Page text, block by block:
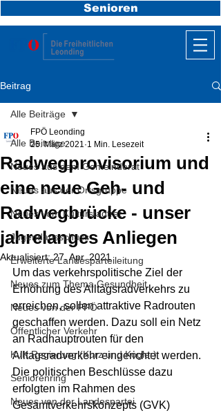
Senioren
Beitrag
Alle Beiträge
Neues aus dem Gemeinderat
Neues aus der Ortsgruppe
Neues vom Kulturstadtrat
Jugendausschuss
Erweiterte Landesparteileitung
Neues zum Thema Gesundheit
Neues von der FPÖ
Öffentlicher Verkehr
KuK Regierung (Kurz und Kogler)
Seniorenring
Neues von der Landespartei
Alle Beiträge
Radwegprovisorium und
eine neue Geh- und
Radwegbrücke - unser
jahrelanges Anliegen
FPÖ Leonding
25. März 2021 1 Min. Lesezeit
Aktualisiert:27. Apr. 2021
Um das verkehrspolitische Ziel der
Erhöhung des Alltagsradverkehrs zu
erreichen, sollen attraktive Radrouten
geschaffen werden. Dazu soll ein Netz
an Radhauptrouten für den
Alltagsradverkehr eingerichtet werden.
Die politischen Beschlüsse dazu
erfolgten im Rahmen des
Gesamtverkehrskonzepts (GVK)